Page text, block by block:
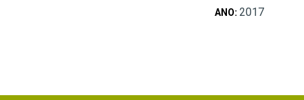
ANO: 2017